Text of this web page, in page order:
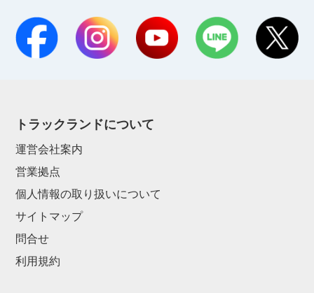
トラックランドについて
運営会社案内
営業拠点
個人情報の取り扱いについて
サイトマップ
問合せ
利用規約